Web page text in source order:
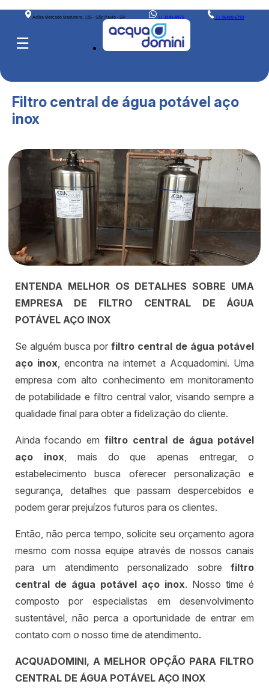
Adília Mercado Madureira, 135 - São Paulo - SP 113181-8975 11 96400-6789
☰
Filtro central de água potável aço
inox
ENTENDA MELHOR OS DETALHES SOBRE UMA
EMPRESA DE FILTRO CENTRAL DE ÁGUA
POTÁVEL AÇO INOX
Se alguém busca por filtro central de água potável
aço inox , encontra na internet a Acquadomini. Uma
empresa com alto conhecimento em monitoramento
de potabilidade e filtro central valor, visando sempre a
qualidade final para obter a fidelização do cliente.
Ainda focando emfiltro central de água potável
aço inox , mais do que apenas entregar, o
estabelecimento busca oferecer personalização e
segurança, detalhes que passam despercebidos e
podem gerar prejuízos futuros para os clientes.
Então, não perca tempo, solicite seu orçamento agora
mesmo com nossa equipe através de nossos canais
para um atendimento personalizado sobrefiltro
central de água potável aço inox. Nosso time é
composto por especialistas em desenvolvimento
sustentável, não perca a oportunidade de entrar em
contato com o nosso time de atendimento.
ACQUADOMINI, A MELHOR OPÇÃO PARA FILTRO
CENTRAL DE ÁGUA POTÁVEL AÇO INOX